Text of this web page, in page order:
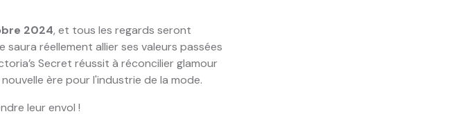
2024, et tous les regards seront
réellement allier ses valeurs passées
Secret réussit à réconcilier glamour
ère pour l'industrie de la mode.
leur envol !